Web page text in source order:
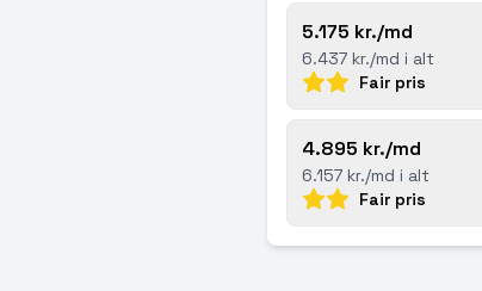
5.175 kr./md
6.437 kr./md i alt
Fair pris
4.895 kr./md
6.157 kr./md i alt
Fair pris